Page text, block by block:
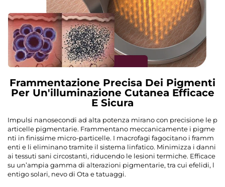
Frammentazione Precisa Dei Pigmenti
Per Un'illuminazione Cutanea Efficace
E Sicura
Impulsi nanosecondi ad alta potenza mirano con precisione le p
articelle pigmentarie. Frammentano meccanicamente i pigme
nti in finissime micro-particelle. I macrofagi fagocitano i framm
enti e li eliminano tramite il sistema linfatico. Minimizza i danni
ai tessuti sani circostanti, riducendo le lesioni termiche. Efficace
su un’ampia gamma di alterazioni pigmentarie, tra cui efelidi, l
entigo solari, nevo di Ota e tatuaggi.